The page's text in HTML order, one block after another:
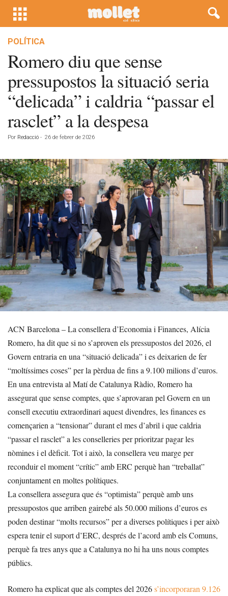
POLÍTICA
Romero diu que sense
pressupostos la situació seria
“delicada” i caldria “passar el
rasclet” a la despesa
Por Redacció - 26 de febrer de 2026
ACN Barcelona – La consellera d’Economia i Finances, Alícia
Romero, ha dit que si no s’aproven els pressupostos del 2026, el
Govern entraria en una “situació delicada” i es deixarien de fer
“moltíssimes coses” per la pèrdua de fins a 9.100 milions d’euros.
En una entrevista al Matí de Catalunya Ràdio, Romero ha
assegurat que sense comptes, que s’aprovaran pel Govern en un
consell executiu extraordinari aquest divendres, les finances es
començarien a “tensionar” durant el mes d’abril i que caldria
“passar el rasclet” a les conselleries per prioritzar pagar les
nòmines i el dèficit. Tot i això, la consellera veu marge per
reconduir el moment “crític” amb ERC perquè han “treballat”
conjuntament en moltes polítiques.
La consellera assegura que és “optimista” perquè amb uns
pressupostos que arriben gairebé als 50.000 milions d’euros es
poden destinar “molts recursos” per a diverses polítiques i per això
espera tenir el suport d’ERC, després de l’acord amb els Comuns,
perquè fa tres anys que a Catalunya no hi ha uns nous comptes
públics.
Romero ha explicat que als comptes del 2026s’incorporaran 9.126